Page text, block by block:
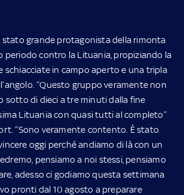
stato grande protagonista della rimonta
periodo contro la Lituania, propiziando la
schiacciate in campo aperto e una tripla
“Questo gruppo veramente non
sotto di dieci a tre minuti dalla fine
Lituania con quasi tutti al completo”
“Sono veramente contento. È stato
oggi perché andiamo di là con un
pensiamo a noi stessi, pensiamo
adesso ci godiamo questa settimana
pronti dal 10 agosto a preparare